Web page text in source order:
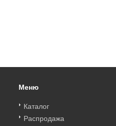
Меню
Каталог
Распродажа